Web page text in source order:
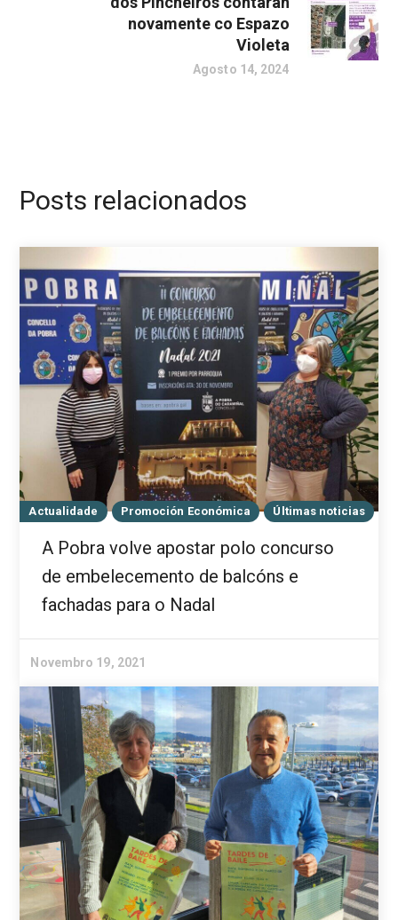
novamente co Espazo
Violeta
Agosto 14, 2024
Posts relacionados
Actualidade Promoción Económica Últimas noticias
A Pobra volve apostar polo concurso
de embelecemento de balcóns e
fachadas para o Nadal
Novembro 19, 2021